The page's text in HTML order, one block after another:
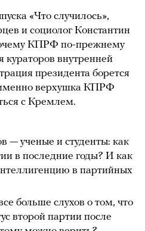
«Что случилось»,
и социолог Константин
КПРФ по-прежнему
кураторов внутренней
президента борется
верхушка КПРФ
с Кремлем.
— ученые и студенты: как
в последние годы? И как
в партийных
больше слухов о том, что
второй партии после